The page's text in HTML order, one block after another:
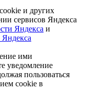
и других
сервисов Яндекса
Яндекса и
ими
уведомление
пользоваться
cookie в